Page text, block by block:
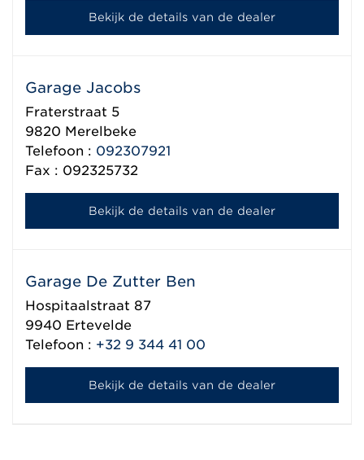
Bekijk de details van de dealer
Garage Jacobs
Fraterstraat 5
9820 Merelbeke
Telefoon : 092307921
Fax : 092325732
Bekijk de details van de dealer
Garage De Zutter Ben
Hospitaalstraat 87
9940 Ertevelde
Telefoon : +32 9 344 41 00
Bekijk de details van de dealer